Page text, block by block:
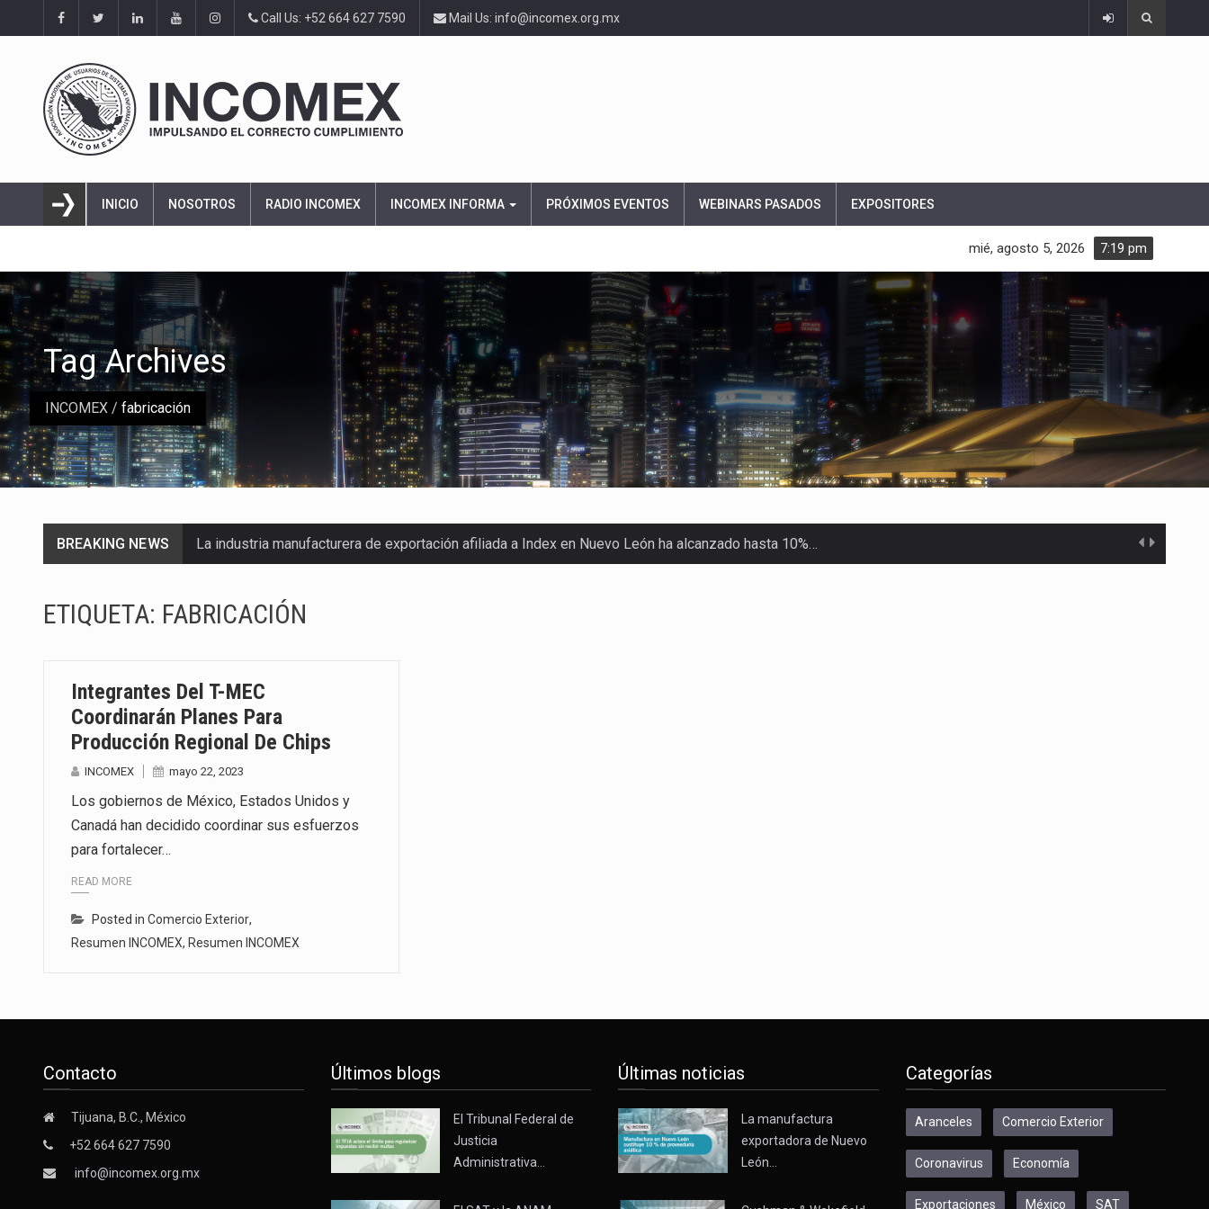
Call Us: +52 664 627 7590 Mail Us: info@incomex.org.mx
INICIO NOSOTROS RADIO INCOMEX INCOMEX INFORMA PRÓXIMOS EVENTOS WEBINARS PASADOS EXPOSITORES
7:19 pm
mié, agosto 5, 2026
INCOMEX / fabricación
Tag Archives
BREAKING NEWS La industria manufacturera de exportación afiliada a Index en Nuevo León ha alcanzado hasta 10%…
El superávit comercial de México con Estados Unidos alcanzó 102,581 millones de dólares (mdd) en…
El Gobierno de Estados Unidos ha procesado la devolución de aproximadamente 100,000 millones de dólares…
El mercado laboral mexicano muestra un proceso de precarización sin señales de mejora, según el…
La Cámara Minera de México (Camimex) proyecta una inversión total de 6,402.2 millones de dólares…
El secretario de Economía de México, Marcelo Ebrard Casaubon, sostuvo una reunión de trabajo con…
El gobierno federal creó mediante decreto la Oficina Presidencial para la Promoción de Inversiones, instancia…
ETIQUETA: FABRICACIÓN
Integrantes Del T-MEC
Coordinarán Planes Para
Producción Regional De Chips
INCOMEX mayo 22, 2023
Los gobiernos de México, Estados Unidos y
Canadá han decidido coordinar sus esfuerzos
para fortalecer…
READ MORE
Posted in Comercio Exterior,
Resumen INCOMEX, Resumen INCOMEX
Contacto
Tijuana, B.C., México
+52 664 627 7590
info@incomex.org.mx
Últimos blogs
El Tribunal Federal de
Justicia
Administrativa…
Últimas noticias
La manufactura
exportadora de Nuevo
León…
Categorías
Aranceles Comercio Exterior
Coronavirus Economía
Exportaciones México SAT